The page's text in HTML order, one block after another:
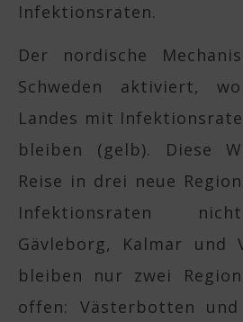
Infektionsraten.
Der nordische
Schweden aktiviert,
Landes mit
bleiben (gelb). Diese
Reise in drei neue
Infektionsraten
Gävleborg, Kalmar und
bleiben nur zwei
offen: Västerbotten und